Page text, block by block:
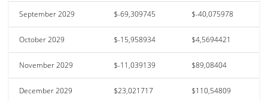
September 2029 $-69,309745 $-40,075978
October 2029 $-15,958934 $4,5694421
November 2029 $-11,039139 $89,08404
December 2029 $23,021717 $110,54809